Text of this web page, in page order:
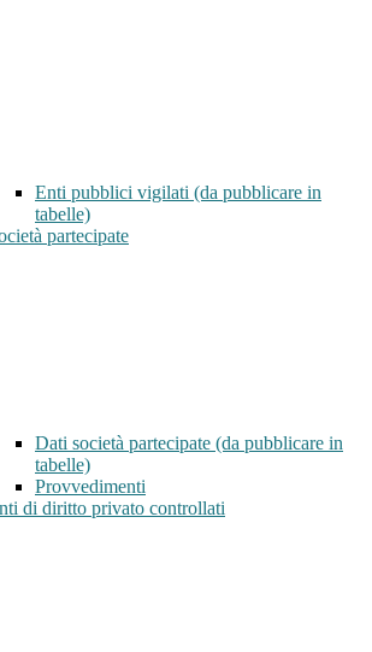
Enti pubblici vigilati (da pubblicare in
tabelle)
partecipate
Dati società partecipate (da pubblicare in
tabelle)
Provvedimenti
di diritto privato controllati